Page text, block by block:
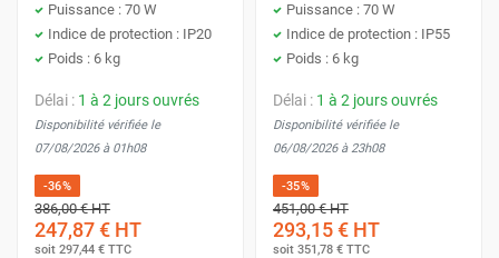
Puissance : 70 W
Indice de protection : IP20
Poids : 6 kg
Délai : 1 à 2 jours ouvrés
Disponibilité vérifiée le
07/08/2026 à 01h08
-36%
386,00 €HT
247,87 € HT
soit 297,44 € TTC
Puissance : 70 W
Indice de protection : IP55
Poids : 6 kg
Délai : 1 à 2 jours ouvrés
Disponibilité vérifiée le
06/08/2026 à 23h08
-35%
451,00 €HT
293,15 € HT
soit 351,78 € TTC